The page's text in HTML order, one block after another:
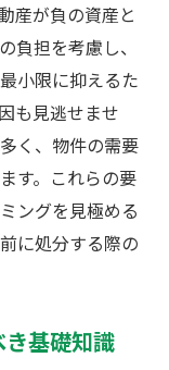
の専門家活用
要ポイント
ステップ
却の秘訣
ズに進める
その回避法
に防ぐ
滑に
切な処理
産が負の資産と
負担を考慮し、
小限に抑えるた
も見逃せませ
く、物件の需要
す。これらの要
ングを見極める
に処分する際の
基礎知識